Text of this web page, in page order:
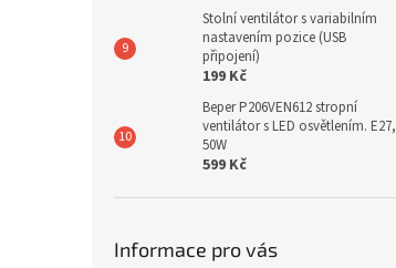
Stolní ventilátor s variabilním
nastavením pozice (USB
připojení)
199 Kč
Beper P206VEN612 stropní
ventilátor s LED osvětlením. E27,
50W
599 Kč
Informace pro vás